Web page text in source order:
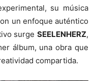
su música
un enfoque auténtico
surge SEELENHERZ,
álbum, una obra que
compartida.